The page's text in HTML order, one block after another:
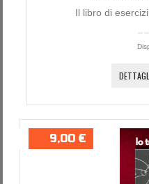
Il libro di
9,00 €